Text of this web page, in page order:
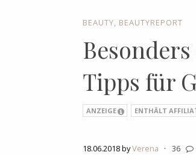
BEAUTY BEAUTYREPORT
Tipps für
ANZEIGE ENTHÄLT
18.06.2018 byVerena · 36